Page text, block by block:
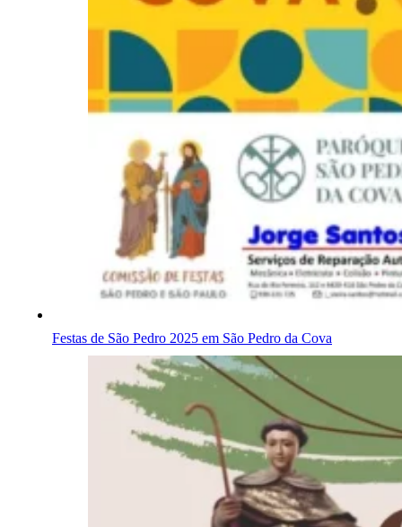
Festas de São Pedro 2025 em São Pedro da Cova